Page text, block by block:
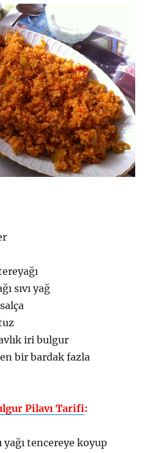
sıvı yağ
iri bulgur
bir bardak fazla
Pilavı Tarifi:
yağı tencereye koyup